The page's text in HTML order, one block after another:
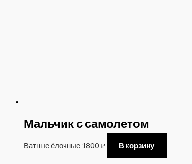
Мальчик с самолетом
Ватные ёлочные 1800 ₽ В корзину